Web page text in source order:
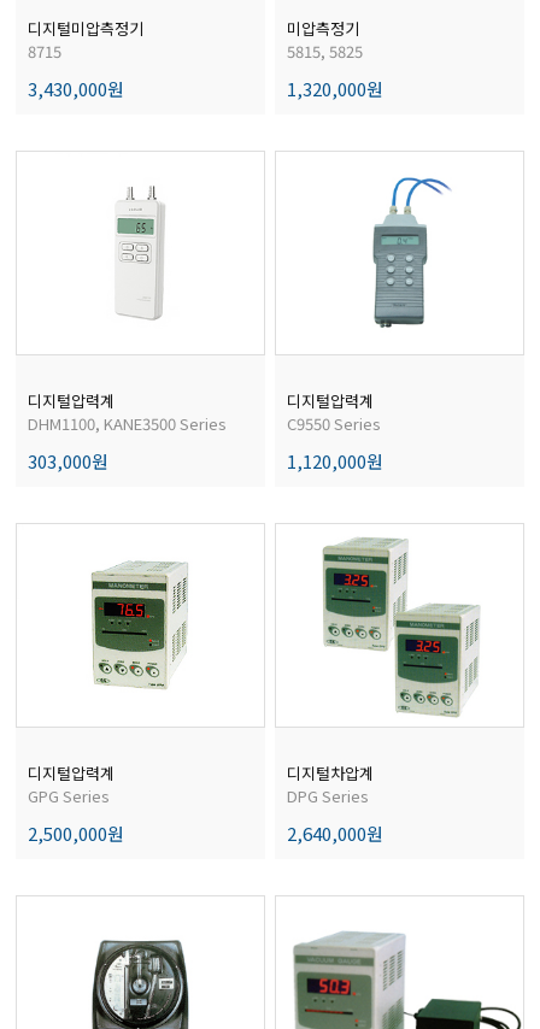
디지털미압측정기
8715
3,430,000원
미압측정기
5815, 5825
1,320,000원
디지털압력계
DHM1100, KANE3500 Series
303,000원
디지털압력계
C9550 Series
1,120,000원
디지털압력계
GPG Series
2,500,000원
디지털차압계
DPG Series
2,640,000원